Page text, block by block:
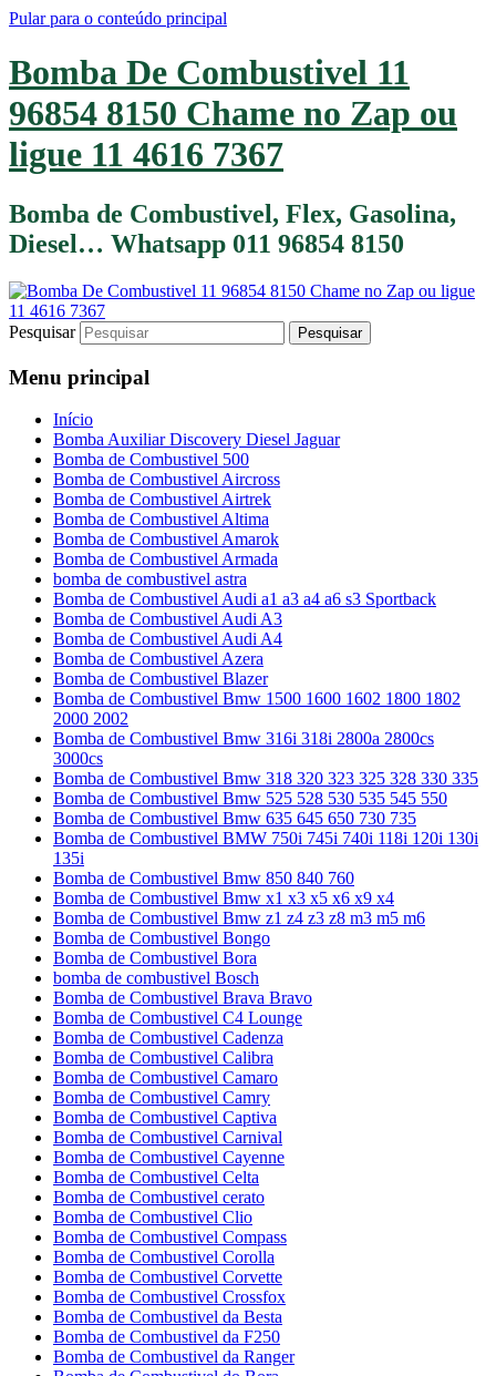
Pular para o conteúdo principal
Bomba De Combustivel 11
96854 8150 Chame no Zap ou
ligue 11 4616 7367
Bomba de Combustivel, Flex, Gasolina,
Diesel… Whatsapp 011 96854 8150
Pesquisar
Menu principal
Início
Bomba Auxiliar Discovery Diesel Jaguar
Bomba de Combustivel 500
Bomba de Combustivel Aircross
Bomba de Combustivel Airtrek
Bomba de Combustivel Altima
Bomba de Combustivel Amarok
Bomba de Combustivel Armada
bomba de combustivel astra
Bomba de Combustivel Audi a1 a3 a4 a6 s3 Sportback
Bomba de Combustivel Audi A3
Bomba de Combustivel Audi A4
Bomba de Combustivel Azera
Bomba de Combustivel Blazer
Bomba de Combustivel Bmw 1500 1600 1602 1800 1802
2000 2002
Bomba de Combustivel Bmw 316i 318i 2800a 2800cs
3000cs
Bomba de Combustivel Bmw 318 320 323 325 328 330 335
Bomba de Combustivel Bmw 525 528 530 535 545 550
Bomba de Combustivel Bmw 635 645 650 730 735
Bomba de Combustivel BMW 750i 745i 740i 118i 120i 130i
135i
Bomba de Combustivel Bmw 850 840 760
Bomba de Combustivel Bmw x1 x3 x5 x6 x9 x4
Bomba de Combustivel Bmw z1 z4 z3 z8 m3 m5 m6
Bomba de Combustivel Bongo
Bomba de Combustivel Bora
bomba de combustivel Bosch
Bomba de Combustivel Brava Bravo
Bomba de Combustivel C4 Lounge
Bomba de Combustivel Cadenza
Bomba de Combustivel Calibra
Bomba de Combustivel Camaro
Bomba de Combustivel Camry
Bomba de Combustivel Captiva
Bomba de Combustivel Carnival
Bomba de Combustivel Cayenne
Bomba de Combustivel Celta
Bomba de Combustivel cerato
Bomba de Combustivel Clio
Bomba de Combustivel Compass
Bomba de Combustivel Corolla
Bomba de Combustivel Corvette
Bomba de Combustivel Crossfox
Bomba de Combustivel da Besta
Bomba de Combustivel da F250
Bomba de Combustivel da Ranger